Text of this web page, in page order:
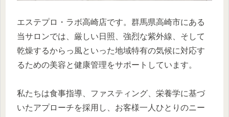
エステプロ・ラボ高崎店です。群馬県高崎市にある
当サロンでは、厳しい日照、強烈な紫外線、そして
乾燥するからっ風といった地域特有の気候に対応す
るための美容と健康管理をサポートしています。
私たちは食事指導、ファスティング、栄養学に基づ
いたアプローチを採用し、お客様一人ひとりのニー